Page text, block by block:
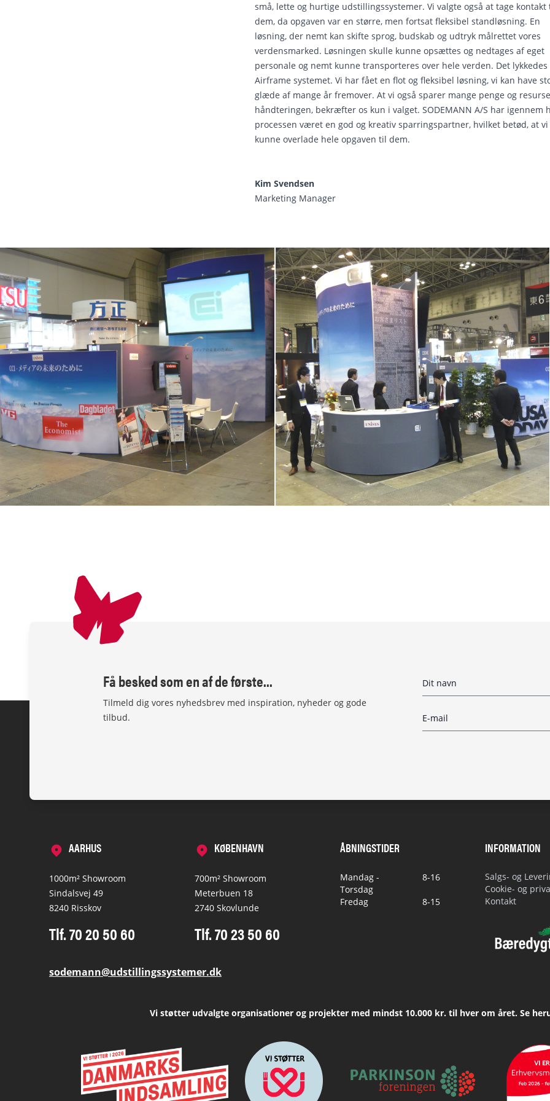
små, lette og hurtige udstillingssystemer. Vi valgte også at tage kontakt
dem, da opgaven var en større, men fortsat fleksibel standløsning. En
løsning, der nemt kan skifte sprog, budskab og udtryk målrettet vores
verdensmarked. Løsningen skulle kunne opsættes og nedtages af eget
personale og nemt kunne transporteres over hele verden. Det lykkedes
Airframe systemet. Vi har fået en flot og fleksibel løsning, vi kan have
glæde af mange år fremover. At vi også sparer mange penge og
håndteringen, bekræfter os kun i valget. SODEMANN A/S har igennem
processen været en god og kreativ sparringspartner, hvilket betød, at
kunne overlade hele opgaven til dem.
Kim Svendsen
Marketing Manager
Få besked som en af de første...
Tilmeld dig vores nyhedsbrev med inspiration, nyheder og gode
tilbud.
AARHUS
1000m² Showroom
Sindalsvej 49
8240 Risskov
Tlf. 70 20 50 60
sodemann@udstillingssystemer.dk
KØBENHAVN
700m² Showroom
Meterbuen 18
2740 Skovlunde
Tlf. 70 23 50 60
ÅBNINGSTIDER
Mandag -
Torsdag
8-16
Fredag 8-15
INFORMATION
Salgs- og
Cookie- og
Kontakt
Vi støtter udvalgte organisationer og projekter med mindst 10.000 kr. til hver om året. Se